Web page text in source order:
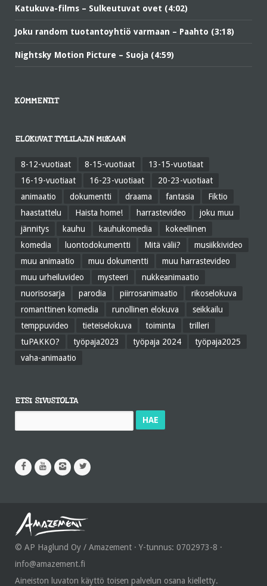
Katukuva-films – Sulkeutuvat ovet (4:02)
Joku random tuotantoyhtiö varmaan – Paahto (3:18)
Nightsky Motion Picture – Suoja (4:59)
KOMMENTIT
ELOKUVAT TYYLILAJIN MUKAAN
8-12-vuotiaat 8-15-vuotiaat
13-15-vuotiaat
16-19-vuotiaat
16-23-vuotiaat
20-23-vuotiaat
animaatio
dokumentti draama fantasia
Fiktio
haastattelu
Haista home! harrastevideo
joku muu
jännitys
kauhu kauhukomedia
kokeellinen
komedia
luontodokumentti Mitä välii?
musiikkivideo
muu animaatio
muu dokumentti
muu harrastevideo
muu urheiluvideo
mysteeri
nukkeanimaatio
nuorisosarja
parodia piirrosanimaatio
rikoselokuva
romanttinen komedia
runollinen elokuva
seikkailu
temppuvideo
tieteiselokuva toiminta
trilleri
tuPAKKO?
työpaja2023 työpaja 2024
työpaja2025
vaha-animaatio
ETSI SIVUSTOLTA
© AP Haglund Oy / Amazement · Y-tunnus: 0702973-8 ·
info@amazement.fi
Aineiston luvaton käyttö toisen palvelun osana kielletty.